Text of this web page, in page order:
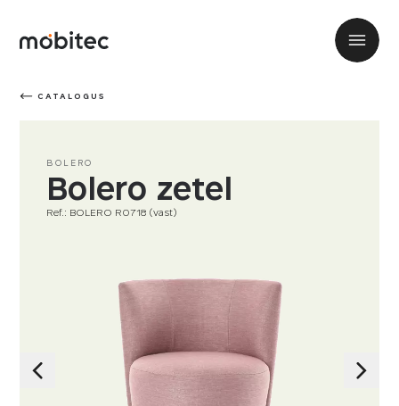
CATALOGUS
BOLERO
Bolero zetel
Ref.: BOLERO R0718 (vast)